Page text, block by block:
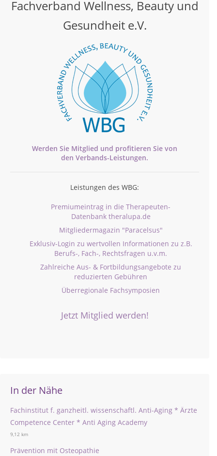
Fachverband Wellness, Beauty und
Gesundheit e.V.
Werden Sie Mitglied und profitieren Sie von
den Verbands-Leistungen.
Leistungen des WBG:
Premiumeintrag in die Therapeuten-
Datenbank theralupa.de
Mitgliedermagazin "Paracelsus"
Exklusiv-Login zu wertvollen Informationen zu z.B.
Berufs-, Fach-, Rechtsfragen u.v.m.
Zahlreiche Aus- & Fortbildungsangebote zu
reduzierten Gebühren
Überregionale Fachsymposien
Jetzt Mitglied werden!
In der Nähe
Fachinstitut f. ganzheitl. wissenschaftl. Anti-Aging * Ärzte
Competence Center * Anti Aging Academy
9,12 km
Prävention mit Osteopathie